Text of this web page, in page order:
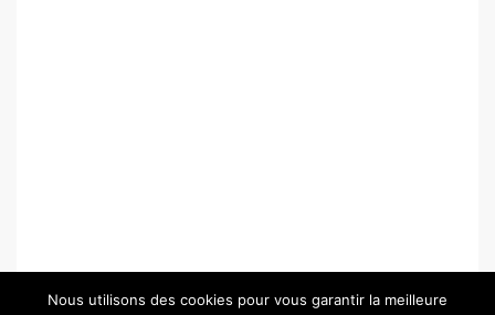
Nous utilisons des cookies pour vous garantir la meilleure